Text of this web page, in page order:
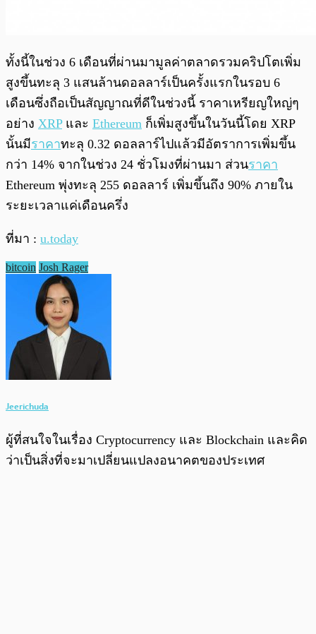
ทั้งนี้ในช่วง 6 เดือนที่ผ่านมามูลค่าตลาดรวมคริปโตเพิ่ม
สูงขึ้นทะลุ 3 แสนล้านดอลลาร์เป็นครั้งแรกในรอบ 6
เดือนซึ่งถือเป็นสัญญาณที่ดีในช่วงนี้ ราคาเหรียญใหญ่ๆ
อย่าง XRPและ Ethereum ก็เพิ่มสูงขึ้นในวันนี้โดย XRP
นั้นมีราคาทะลุ 0.32 ดอลลาร์ไปแล้วมีอัตราการเพิ่มขึ้น
กว่า 14% จากในช่วง 24 ชั่วโมงที่ผ่านมา ส่วนราคา
Ethereum พุ่งทะลุ 255 ดอลลาร์ เพิ่มขึ้นถึง 90% ภายใน
ระยะเวลาแค่เดือนครึ่ง
ที่มา : u.today
bitcoin Josh Rager
Jeerichuda
ผู้ที่สนใจในเรื่อง Cryptocurrency และ Blockchain และคิด
ว่าเป็นสิ่งที่จะมาเปลี่ยนแปลงอนาคตของประเทศ